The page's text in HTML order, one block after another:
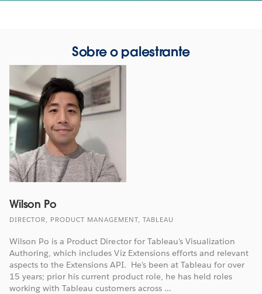
Sobre o palestrante
Wilson Po
DIRECTOR, PRODUCT MANAGEMENT, TABLEAU
Wilson Po is a Product Director for Tableau's Visualization
Authoring, which includes Viz Extensions efforts and relevant
aspects to the Extensions API. He's been at Tableau for over
15 years; prior his current product role, he has held roles
working with Tableau customers across ...